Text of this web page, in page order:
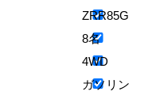
ZRR85G
8名
4WD
ガソリン